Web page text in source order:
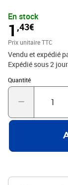
En stock
1 ,43€
Prix unitaire TTC
Vendu et expédié
Expédié sous 2
Quantité
Quantité : 1